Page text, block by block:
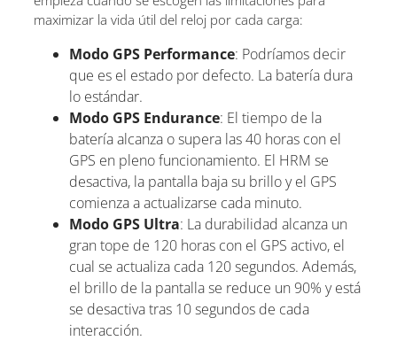
maximizar la vida útil del reloj por cada carga:
Modo GPS Performance: Podríamos decir
que es el estado por defecto. La batería dura
lo estándar.
Modo GPS Endurance: El tiempo de la
batería alcanza o supera las 40 horas con el
GPS en pleno funcionamiento. El HRM se
desactiva, la pantalla baja su brillo y el GPS
comienza a actualizarse cada minuto.
Modo GPS Ultra: La durabilidad alcanza un
gran tope de 120 horas con el GPS activo, el
cual se actualiza cada 120 segundos. Además,
el brillo de la pantalla se reduce un 90% y está
se desactiva tras 10 segundos de cada
interacción.